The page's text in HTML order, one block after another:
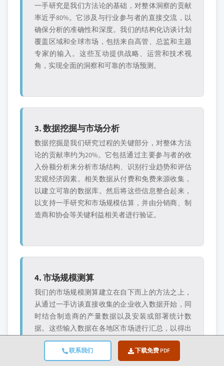
联系我们 下载免费 PDF
一手研究是我们方法论的基础，对整体洞察的贡献
率近乎80%。它涉及与行业参与者的直接交流，以
确保分析的准确性和深度。我们的结构化访谈计划
覆盖区域和全球市场，包括来自高管、总监和主题
专家的输入。这些互动提供战略、运营和技术视
角，实现全面的洞察和可靠的市场预测。
3. 数据挖掘与市场分析
数据挖掘是我们研究过程的关键部分，对整体方法
论的贡献率约为20%。它包括通过主要参与者的收
入份额分析来分析市场结构、识别行业趋势和评估
宏观经济因素。相关数据从付费和免费来源收集，
以建立可靠的数据库。然后将这些信息整合起来，
以支持一手研究和市场规模估算，并由分销商、制
造商和协会等关键利益相关者进行验证。
4. 市场规模测算
我们的市场规模测算建立在自下而上的方法之上，
从通过一手访谈直接收集的企业收入数据开始，同
时结合制造商的产量数据以及安装或部署统计数
据。这些输入数据在各地区市场进行汇总，以得出
一个基于实际行业活动的全球估算值。